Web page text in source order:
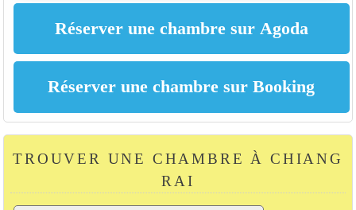
TROUVER UNE CHAMBRE À CHIANG
RAI